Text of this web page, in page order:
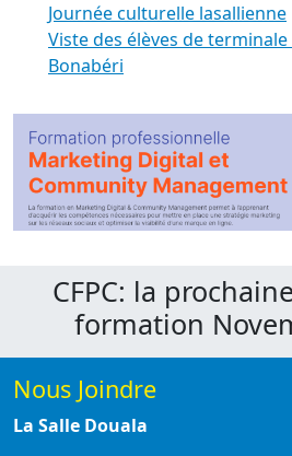
Journée culturelle lasallienne
Viste des élèves de
Bonabéri
CFPC: la
formation
Nous Joindre
La Salle Douala